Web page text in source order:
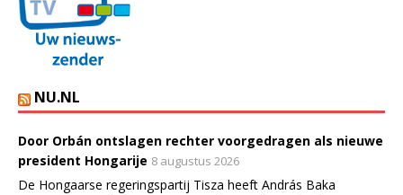
NU.NL
Door Orbán ontslagen rechter voorgedragen als nieuwe
president Hongarije 8 augustus 2026
De Hongaarse regeringspartij Tisza heeft András Baka